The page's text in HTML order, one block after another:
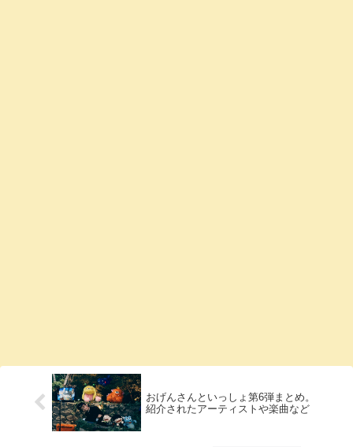
おげんさんといっしょ第6弾まとめ。
紹介されたアーティストや楽曲など